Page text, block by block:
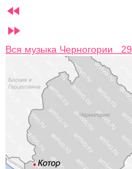


Вся музыка Черногории 29